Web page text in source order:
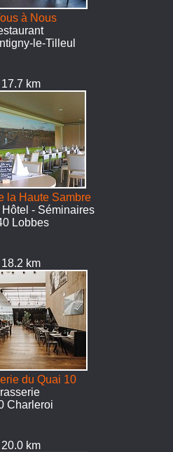
à Nous
le-Tilleul
km
la Haute Sambre
Hôtel - Séminaires
Lobbes
km
du Quai 10
Charleroi
km